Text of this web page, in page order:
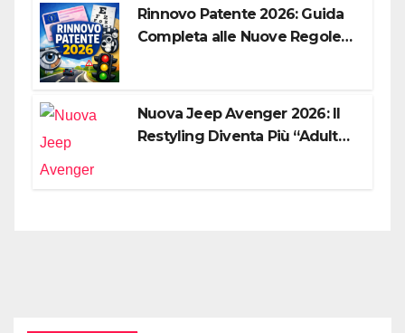
Rinnovo Patente 2026: Guida
Completa alle Nuove Regole,
Nuova Jeep Avenger 2026: Il
Restyling Diventa Più “Adulto”,